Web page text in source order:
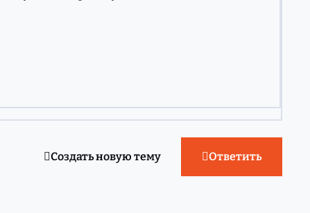
Создать новую тему Ответить